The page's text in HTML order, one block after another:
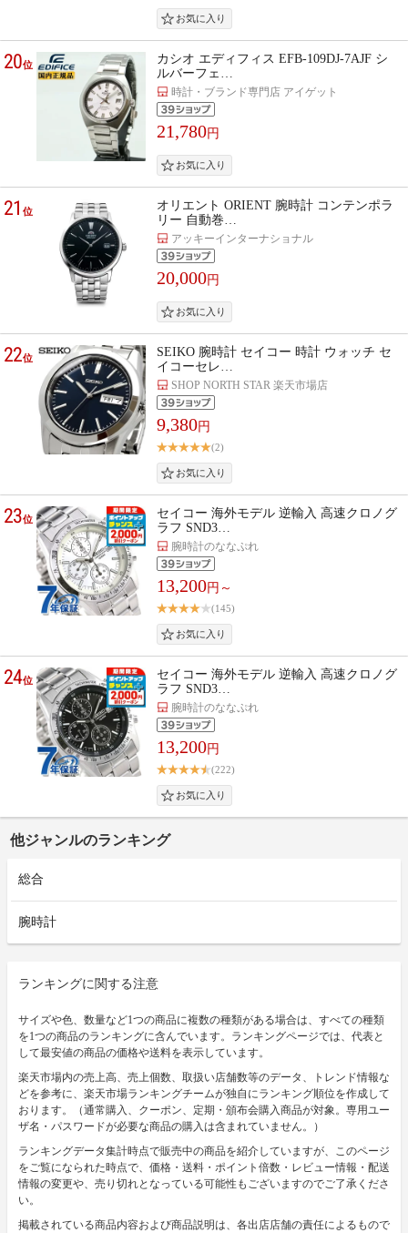
20位
カシオ エディフィス EFB-109DJ-7AJF シ
ルバーフェ…
時計・ブランド専門店 アイゲット
21,780円
21位
オリエント ORIENT 腕時計 コンテンポラ
リー 自動巻…
アッキーインターナショナル
20,000円
22位
SEIKO 腕時計 セイコー 時計 ウォッチ セ
イコーセレ…
SHOP NORTH STAR 楽天市場店
9,380円
(2)
23位
セイコー 海外モデル 逆輸入 高速クロノグ
ラフ SND3…
腕時計のななぷれ
13,200円～
(145)
24位
セイコー 海外モデル 逆輸入 高速クロノグ
ラフ SND3…
腕時計のななぷれ
13,200円
(222)
他ジャンルのランキング
総合
腕時計
ランキングに関する注意
サイズや色、数量など1つの商品に複数の種類がある場合は、すべての種類
を1つの商品のランキングに含んでいます。ランキングページでは、代表と
して最安値の商品の価格や送料を表示しています。
楽天市場内の売上高、売上個数、取扱い店舗数等のデータ、トレンド情報な
どを参考に、楽天市場ランキングチームが独自にランキング順位を作成して
おります。（通常購入、クーポン、定期・頒布会購入商品が対象。専用ユー
ザ名・パスワードが必要な商品の購入は含まれていません。）
ランキングデータ集計時点で販売中の商品を紹介していますが、このページ
をご覧になられた時点で、価格・送料・ポイント倍数・レビュー情報・配送
情報の変更や、売り切れとなっている可能性もございますのでご了承くださ
い。
掲載されている商品内容および商品説明は、各出店店舗の責任によるもので